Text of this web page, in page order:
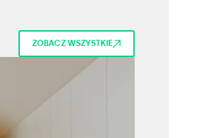
ZOBACZ WSZYSTKIE